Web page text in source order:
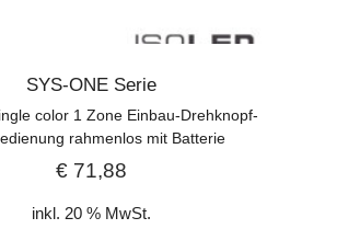
SYS-ONE Serie
color 1 Zone Einbau-Drehknopf-
rahmenlos mit Batterie
€ 71,88
inkl. 20 % MwSt.